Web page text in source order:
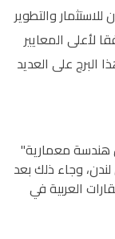
والتطوير
لأعلى المعايير
البرج على العديد
هندسة معمارية"
وجاء ذلك بعد
العربية في